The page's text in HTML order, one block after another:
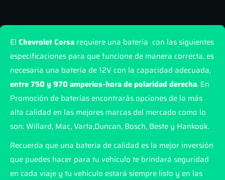
El Chevrolet Corsa requiere una batería con las siguientes
especificaciones para que funcione de manera correcta, es
necesaria una batería de 12V con la capacidad adecuada,
entre 750 y 970 amperios-hora de polaridad derecha. En
Promoción de baterías encontrarás opciones de la más
alta calidad en las mejores marcas del mercado como lo
son: Willard, Mac, Varta,Duncan, Bosch, Beste y Hankook.
Recuerda que una batería de calidad es la mejor inversión
que puedes hacer para tu vehículo te brindará seguridad
en cada viaje y tu vehículo estará siempre listo y en las